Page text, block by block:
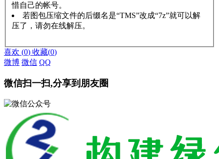
惜自己的帐号。
若图包压缩文件的后缀名是“TMS”改成“7z”就可以解
压了，请勿在线解压。
喜欢 (0) 收藏(0)
微博 微信 QQ
微信扫一扫,分享到朋友圈